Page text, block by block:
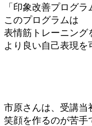
「印象改善プログラ
このプログラムは
表情筋トレーニング
より良い自己表現を
市原さんは、受講当
笑顔を作るのが苦手